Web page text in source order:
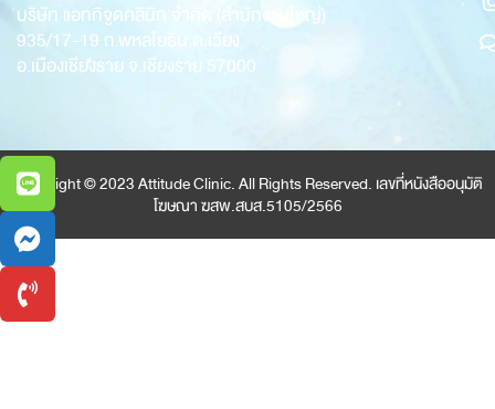
บริษัท แอททิจูดคลินิก จำกัด (สำนักงานใหญ่)
935/17-19 ถ.พหลโยธิน ต.เวียง
อ.เมืองเชียงราย จ.เชียงราย 57000
Copyright © 2023 Attitude Clinic. All Rights Reserved. เลขที่หนังสืออนุมัติ
โฆษณา ฆสพ.สบส.5105/2566